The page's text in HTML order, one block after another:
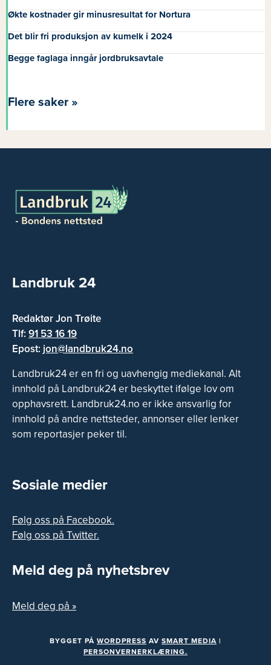
Økte kostnader gir minusresultat for Nortura
Det blir fri produksjon av kumelk i 2024
Begge faglaga inngår jordbruksavtale
Flere saker »
Landbruk 24
Redaktør Jon Trøite
Tlf:91 53 16 19
Epost: jon@landbruk24.no
Landbruk24 er en fri og uavhengig mediekanal. Alt
innhold på Landbruk24 er beskyttet ifølge lov om
opphavsrett. Landbruk24.no er ikke ansvarlig for
innhold på andre nettsteder, annonser eller lenker
som reportasjer peker til.
Sosiale medier
Følg oss på Facebook.
Følg oss på Twitter.
Meld deg på nyhetsbrev
Meld deg på »
BYGGET PÅ WORDPRESS AV SMART MEDIA |
PERSONVERNERKLÆRING.